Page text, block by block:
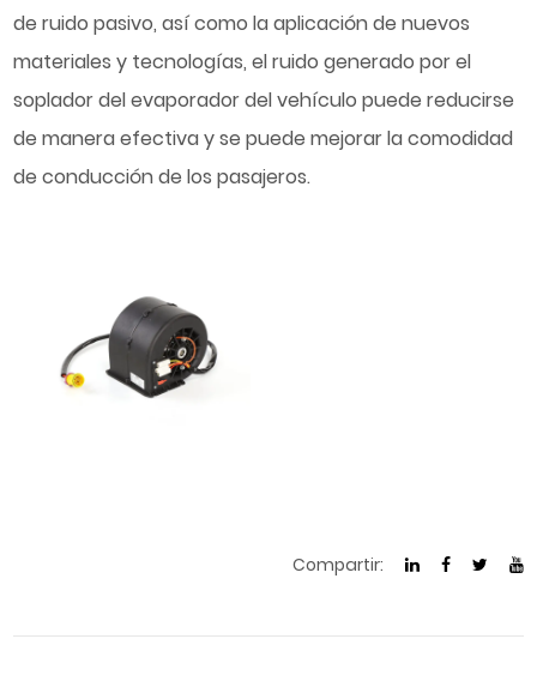
de ruido pasivo, así como la aplicación de nuevos
materiales y tecnologías, el ruido generado por el
soplador del evaporador del vehículo puede reducirse
de manera efectiva y se puede mejorar la comodidad
de conducción de los pasajeros.
Compartir: